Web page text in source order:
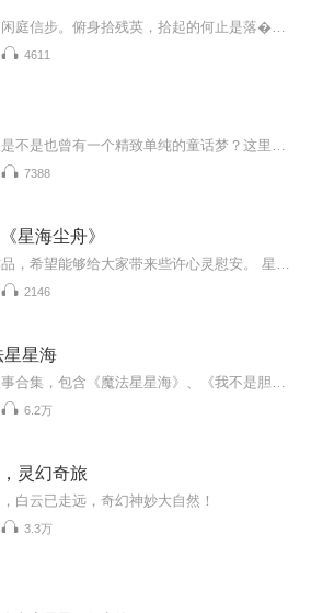
4611
7388
星海尘舟》
2146
星星海
6.2万
灵幻奇旅
白云已走远，奇幻神妙大自然！
3.3万